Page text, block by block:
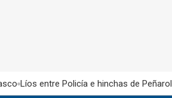
Líos entre Policía e hinchas de Peñarol